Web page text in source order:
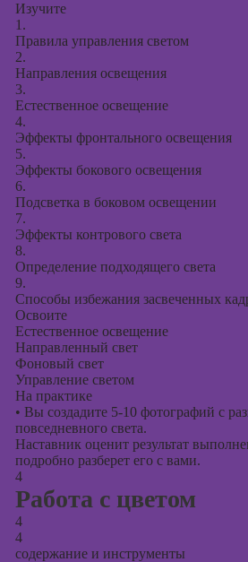
Изучите
1.
Правила управления светом
2.
Направления освещения
3.
Естественное освещение
4.
Эффекты фронтального освещения
5.
Эффекты бокового освещения
6.
Подсветка в боковом освещении
7.
Эффекты контрового света
8.
Определение подходящего света
9.
Способы избежания засвеченных
Освоите
Естественное освещение
Направленный свет
Фоновый свет
Управление светом
На практике
• Вы создадите 5-10 фотографий с
повседневного света.
Наставник оценит результат
подробно разберет его с вами.
4
Работа с цветом
4
4
содержание и инструменты